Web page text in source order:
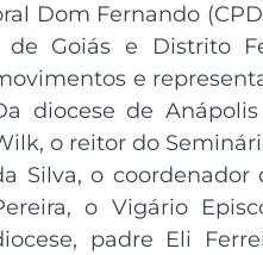
Dom Fernando
Goiás e Distrito
e
diocese de
o reitor do
Silva, o coordenador
o Vigário
padre Eli